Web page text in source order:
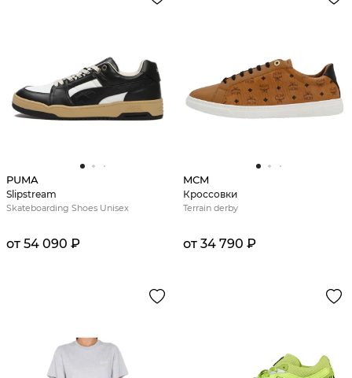
PUMA
Slipstream
Skateboarding Shoes Unisex
от 54 090 ₽
MCM
Кроссовки
Terrain derby
от 34 790 ₽